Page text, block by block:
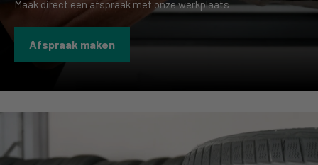
Maak direct een afspraak met onze werkplaats
Afspraak maken